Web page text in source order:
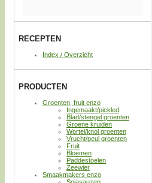
RECEPTEN
Index / Overzicht
PRODUCTEN
Groenten, fruit enzo
Ingemaakt/pickled
Blad/stengel groenten
Groene kruiden
Wortel/knol groenten
Vrucht/peul groenten
Fruit
Bloemen
Paddestoelen
Zeewier
Smaakmakers enzo